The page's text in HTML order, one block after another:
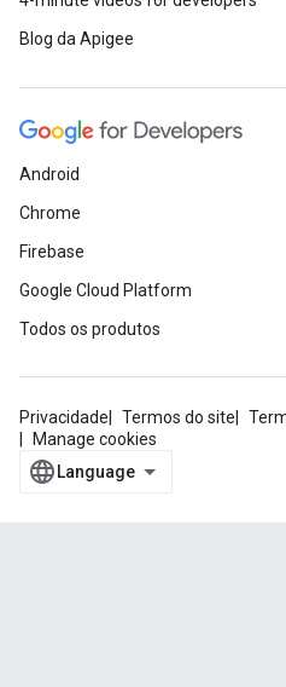
Blog da Apigee
Android
Chrome
Firebase
Google Cloud Platform
Todos os produtos
Privacidade Termos do site
Manage cookies